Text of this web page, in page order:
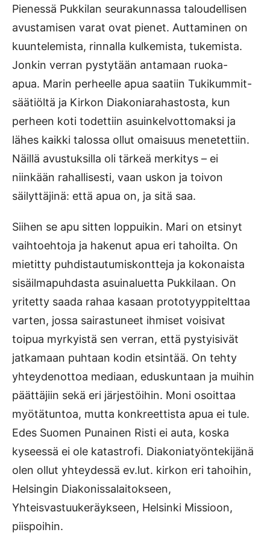
Pienessä Pukkilan seurakunnassa taloudellisen
avustamisen varat ovat pienet. Auttaminen on
kuuntelemista, rinnalla kulkemista, tukemista.
Jonkin verran pystytään antamaan ruoka-
apua. Marin perheelle apua saatiin Tukikummit-
säätiöltä ja Kirkon Diakoniarahastosta, kun
perheen koti todettiin asuinkelvottomaksi ja
lähes kaikki talossa ollut omaisuus menetettiin.
Näillä avustuksilla oli tärkeä merkitys – ei
niinkään rahallisesti, vaan uskon ja toivon
säilyttäjinä: että apua on, ja sitä saa.
Siihen se apu sitten loppuikin. Mari on etsinyt
vaihtoehtoja ja hakenut apua eri tahoilta. On
mietitty puhdistautumiskontteja ja kokonaista
sisäilmapuhdasta asuinaluetta Pukkilaan. On
yritetty saada rahaa kasaan prototyyppitelttaa
varten, jossa sairastuneet ihmiset voisivat
toipua myrkyistä sen verran, että pystyisivät
jatkamaan puhtaan kodin etsintää. On tehty
yhteydenottoa mediaan, eduskuntaan ja muihin
päättäjiin sekä eri järjestöihin. Moni osoittaa
myötätuntoa, mutta konkreettista apua ei tule.
Edes Suomen Punainen Risti ei auta, koska
kyseessä ei ole katastrofi. Diakoniatyöntekijänä
olen ollut yhteydessä ev.lut. kirkon eri tahoihin,
Helsingin Diakonissalaitokseen,
Yhteisvastuukeräykseen, Helsinki Missioon,
piispoihin.